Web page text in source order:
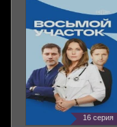
16 серия